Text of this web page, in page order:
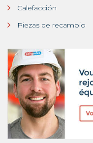
Calefacción
Piezas de recambio